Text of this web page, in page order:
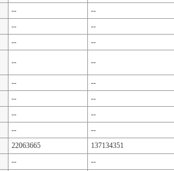
-- --
-- --
-- --
-- --
-- --
-- --
-- --
-- --
22063665 137134351
-- --